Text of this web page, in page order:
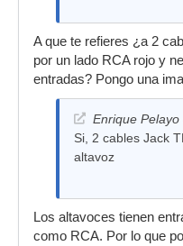
A que te refieres ¿a 2
por un lado RCA rojo y
entradas? Pongo una
Enrique Pelayo
Si, 2 cables Jack
altavoz
Los altavoces tienen
como RCA. Por lo que